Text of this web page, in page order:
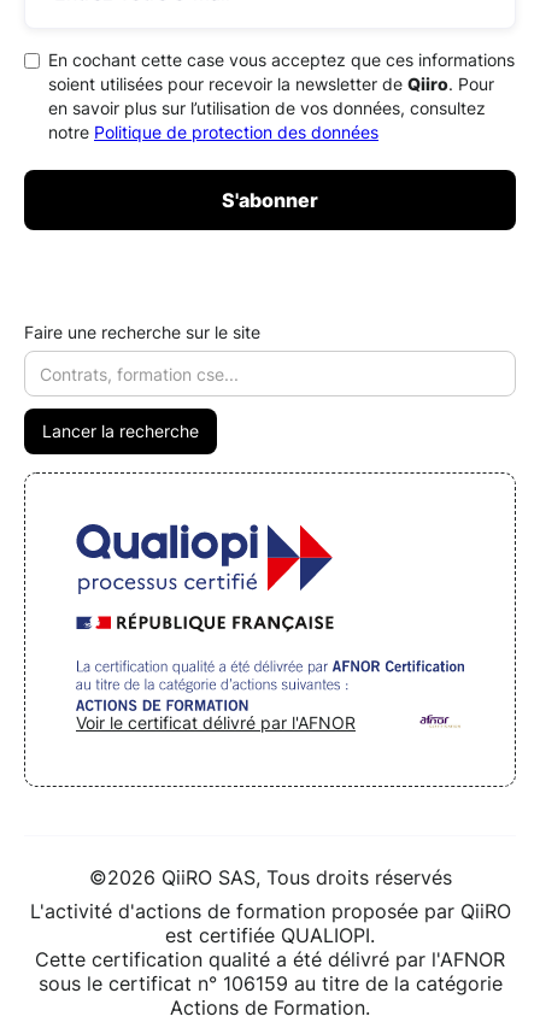
En cochant cette case vous acceptez que ces informations
soient utilisées pour recevoir la newsletter de Qiiro. Pour
en savoir plus sur l’utilisation de vos données, consultez
notre Politique de protection des données
Faire une recherche sur le site
Voir le certificat délivré par l'AFNOR
©2026 QiiRO SAS, Tous droits réservés
L'activité d'actions de formation proposée par QiiRO
est certifiée QUALIOPI.
Cette certification qualité a été délivré par l'AFNOR
sous le certificat n° 106159 au titre de la catégorie
Actions de Formation.